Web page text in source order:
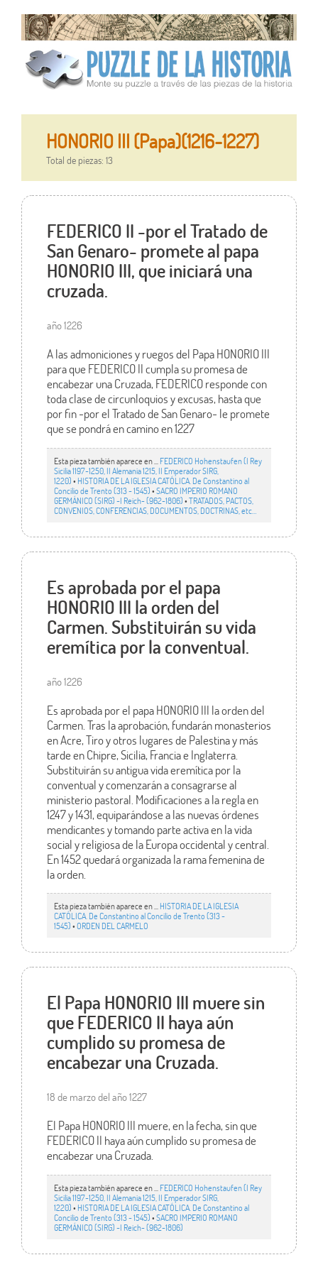
HONORIO III (Papa)(1216-1227)
Total de piezas: 13
FEDERICO II -por el Tratado de
San Genaro- promete al papa
HONORIO III, que iniciará una
cruzada.
año 1226
A las admoniciones y ruegos del Papa HONORIO III
para que FEDERICO II cumpla su promesa de
encabezar una Cruzada, FEDERICO responde con
toda clase de circunloquios y excusas, hasta que
por fin -por el Tratado de San Genaro- le promete
que se pondrá en camino en 1227
Esta pieza también aparece en ... FEDERICO Hohenstaufen (I Rey
Sicilia 1197-1250, II Alemania 1215, II Emperador SIRG,
1220)• HISTORIA DE LA IGLESIA CATÓLICA. De Constantino al
Concilio de Trento (313 - 1545)•SACRO IMPERIO ROMANO
GERMÁNICO (SIRG) -I Reich- (962-1806)•TRATADOS, PACTOS,
CONVENIOS, CONFERENCIAS, DOCUMENTOS, DOCTRINAS, etc…
Es aprobada por el papa
HONORIO III la orden del
Carmen. Substituirán su vida
eremítica por la conventual.
año 1226
Es aprobada por el papa HONORIO III la orden del
Carmen. Tras la aprobación, fundarán monasterios
en Acre, Tiro y otros lugares de Palestina y más
tarde en Chipre, Sicilia, Francia e Inglaterra.
Substituirán su antigua vida eremítica por la
conventual y comenzarán a consagrarse al
ministerio pastoral. Modificaciones a la regla en
1247 y 1431, equiparándose a las nuevas órdenes
mendicantes y tomando parte activa en la vida
social y religiosa de la Europa occidental y central.
En 1452 quedará organizada la rama femenina de
la orden.
Esta pieza también aparece en ... HISTORIA DE LA IGLESIA
CATÓLICA. De Constantino al Concilio de Trento (313 -
1545)•ORDEN DEL CARMELO
El Papa HONORIO III muere sin
que FEDERICO II haya aún
cumplido su promesa de
encabezar una Cruzada.
18 de marzo del año 1227
El Papa HONORIO III muere, en la fecha, sin que
FEDERICO II haya aún cumplido su promesa de
encabezar una Cruzada.
Esta pieza también aparece en ... FEDERICO Hohenstaufen (I Rey
Sicilia 1197-1250, II Alemania 1215, II Emperador SIRG,
1220)• HISTORIA DE LA IGLESIA CATÓLICA. De Constantino al
Concilio de Trento (313 - 1545)•SACRO IMPERIO ROMANO
GERMÁNICO (SIRG) -I Reich- (962-1806)